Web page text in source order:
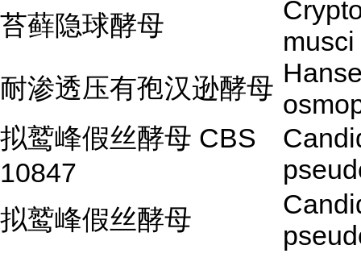
苔藓隐球酵母
musci
耐渗透压有孢汉逊酵母
拟鹫峰假丝酵母 CBS
10847
拟鹫峰假丝酵母